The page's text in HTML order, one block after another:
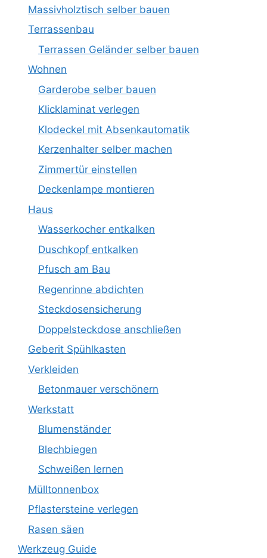
Massivholztisch selber bauen
Terrassenbau
Terrassen Geländer selber bauen
Wohnen
Garderobe selber bauen
Klicklaminat verlegen
Klodeckel mit Absenkautomatik
Kerzenhalter selber machen
Zimmertür einstellen
Deckenlampe montieren
Haus
Wasserkocher entkalken
Duschkopf entkalken
Pfusch am Bau
Regenrinne abdichten
Steckdosensicherung
Doppelsteckdose anschließen
Geberit Spühlkasten
Verkleiden
Betonmauer verschönern
Werkstatt
Blumenständer
Blechbiegen
Schweißen lernen
Mülltonnenbox
Pflastersteine verlegen
Rasen säen
Werkzeug Guide